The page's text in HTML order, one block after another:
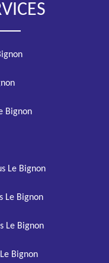
Bignon
Le Bignon
Le Bignon
Le Bignon
Bignon